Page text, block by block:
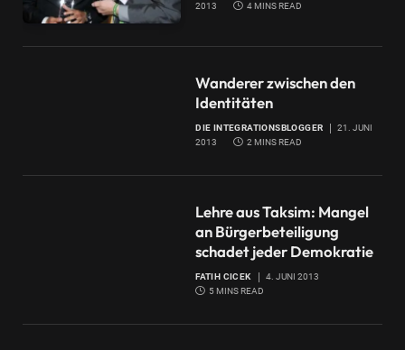
2013
4 MINS READ
Wanderer zwischen den
Identitäten
DIE INTEGRATIONSBLOGGER
21. JUNI
2013
2 MINS READ
Lehre aus Taksim: Mangel
an Bürgerbeteiligung
schadet jeder Demokratie
FATIH CICEK
4. JUNI 2013
5 MINS READ